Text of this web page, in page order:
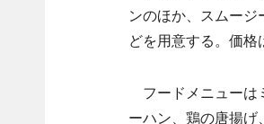
ンのほか、スムー
どを用意する。価格
フードメニューは
ーハン、鶏の唐揚